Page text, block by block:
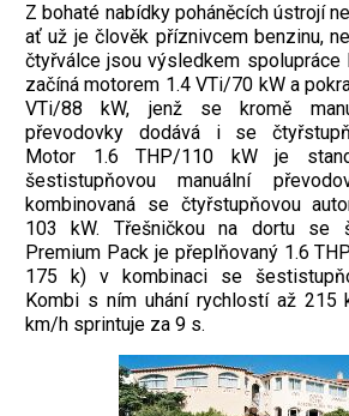
Z bohaté nabídky poháněcích ústrojí
ať už je člověk příznivcem benzinu,
čtyřválce jsou výsledkem spolupráce
začíná motorem 1.4 VTi/70 kW a
VTi/88 kW, jenž se kromě
převodovky dodává i se
Motor 1.6 THP/110 kW je
šestistupňovou manuální
kombinovaná se čtyřstupňovou
103 kW. Třešničkou na dortu se
Premium Pack je přeplňovaný 1.6
175 k) v kombinaci se
Kombi s ním uhání rychlostí až
km/h sprintuje za 9 s.